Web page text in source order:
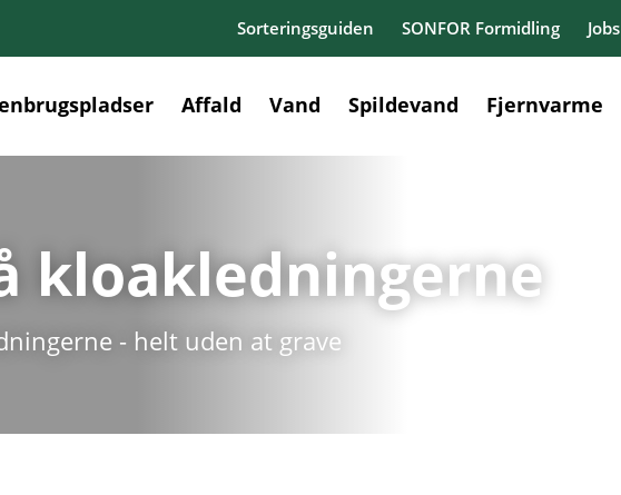
Sorteringsguiden SONFOR Formidling Jobs
Affald Vand Spildevand Fjernvarme
kloakledningerne
- helt uden at grave